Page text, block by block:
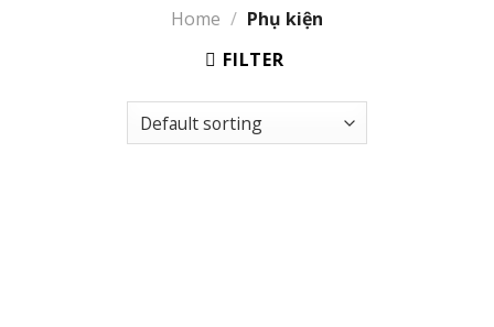
Home / Phụ kiện
FILTER